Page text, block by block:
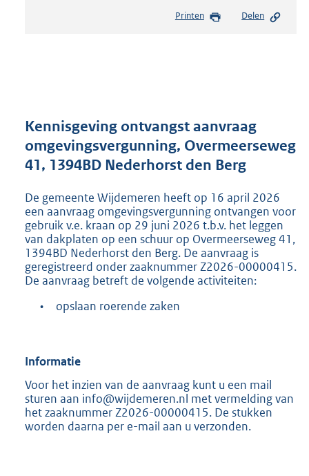
s
r
o
t
e
:
2
1
9
K
b
Printen Delen
Kennisgeving ontvangst aanvraag
omgevingsvergunning, Overmeerseweg
41, 1394BD Nederhorst den Berg
De gemeente Wijdemeren heeft op 16 april 2026
een aanvraag omgevingsvergunning ontvangen voor
gebruik v.e. kraan op 29 juni 2026 t.b.v. het leggen
van dakplaten op een schuur op Overmeerseweg 41,
1394BD Nederhorst den Berg. De aanvraag is
geregistreerd onder zaaknummer Z2026-00000415.
De aanvraag betreft de volgende activiteiten:
•
opslaan roerende zaken
Informatie
Voor het inzien van de aanvraag kunt u een mail
sturen aan info@wijdemeren.nl met vermelding van
het zaaknummer Z2026-00000415. De stukken
worden daarna per e-mail aan u verzonden.